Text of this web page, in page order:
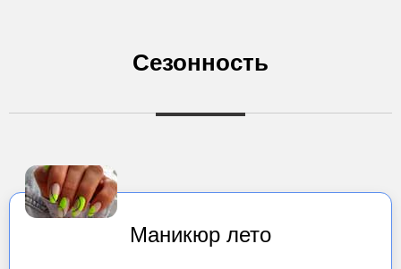
Сезонность
Маникюр лето